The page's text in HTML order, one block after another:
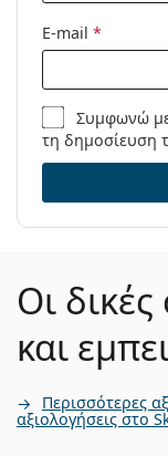
E-mail *
Συμφωνώ
τη δημοσίευση
Οι
και
Περισσότερες
αξιολογήσεις στο